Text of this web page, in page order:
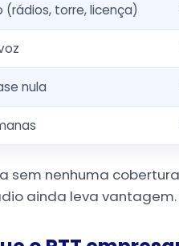
(rádios, torre, licença)
nula
sem nenhuma
ainda leva vantagem.